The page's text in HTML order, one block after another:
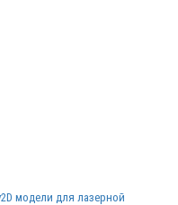
2D модели для лазерной